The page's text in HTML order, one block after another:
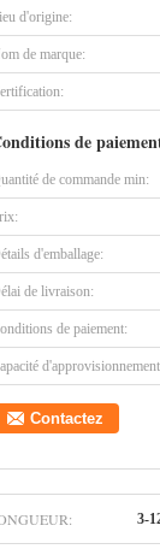
d'origine:
de marque:
de
de commande min:
d'emballage:
de livraison:
de paiement:
Contactez
3-